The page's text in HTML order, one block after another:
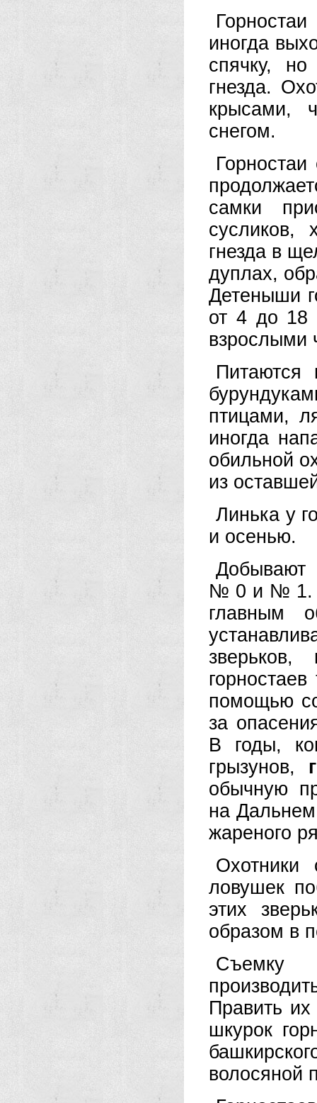
иногда
спячку,
гнезда.
крысами,
снегом.
самки
сусликов,
гнезда в
дуплах,
Детеныши
от 4 до 18
взрослыми
Питаются
птицами,
иногда
обильной
из
Линька у
и осенью.
Добывают
№ 0 и № 1.
главным
помощью
за
В годы,
грызунов,
обычную
на Дальнем
жареного
ловушек
этих
образом в
Съемку
Править
шкурок
волосяной